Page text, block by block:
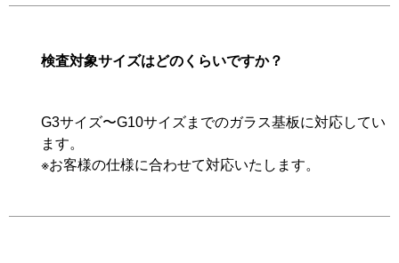
検査対象サイズはどのくらいですか？
G3サイズ〜G10サイズまでのガラス基板に対応してい
ます。
※お客様の仕様に合わせて対応いたします。